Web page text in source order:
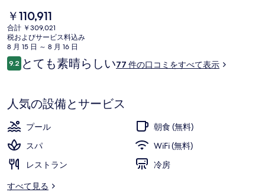
ズ
オ
ー
イ
ン
ク
ル
ー
ィキュアをご満喫いただけます。館内には 10 か所のレストランが
あり、7 か所のバー / ラウンジでは冷たいお飲み物をお楽しみいた
だけます。この高級ホテルにはその他に3 面の屋外テニスコート、
フィットネスクラブ (スタッフ常駐)、およびフィットネスセンター
などの設備が備わっています。
現
在
の
料
金
は
す
￥110,911
合計 ￥309,021
税およびサービス料込み
8 月 15 日 ～ 8 月 16 日
口
コ
9.210段階中9.2
とても素晴らしい77 件の口コミをすべて表示
人気の設備とサービス
プール
朝食 (無料)
スパ
WiFi (無料)
レストラン
冷房
すべて見る